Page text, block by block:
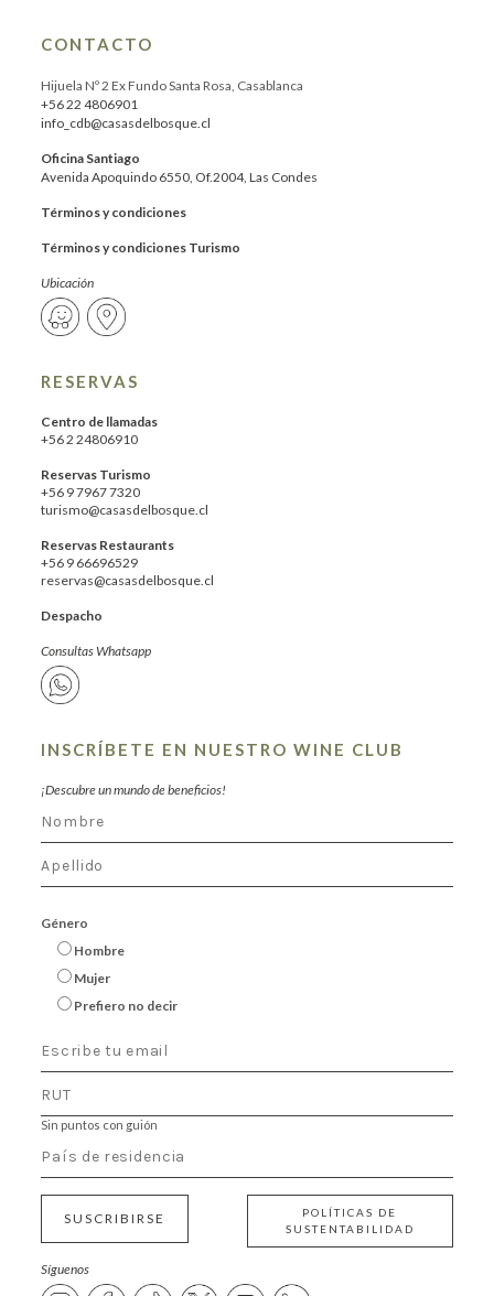
CONTACTO
Hijuela Nº 2 Ex Fundo Santa Rosa, Casablanca
+56 22 4806901
info_cdb@casasdelbosque.cl
Oficina Santiago
Avenida Apoquindo 6550, Of.2004, Las Condes
Términos y condiciones
Términos y condiciones Turismo
Ubicación
RESERVAS
Centro de llamadas
+56 2 24806910
Reservas Turismo
+56 9 7967 7320
turismo@casasdelbosque.cl
Reservas Restaurants
+56 9 66696529
reservas@casasdelbosque.cl
Despacho
Consultas Whatsapp
INSCRÍBETE EN NUESTRO WINE CLUB
¡Descubre un mundo de beneficios!
Género
Hombre
Mujer
Prefiero no decir
Sin puntos con guión
SUSCRIBIRSE
POLÍTICAS DE
SUSTENTABILIDAD
Síguenos